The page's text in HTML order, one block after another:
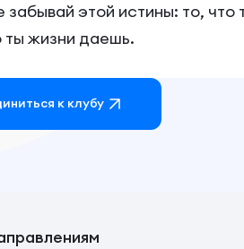
забывай этой истины: то,
ты жизни даешь.
к клубу